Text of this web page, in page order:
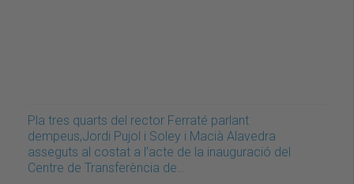
Pla tres quarts del rector Ferraté parlant
dempeus,Jordi Pujol i Soley i Macià Alavedra
asseguts al costat a l'acte de la inauguració del
Centre de Transferència de…